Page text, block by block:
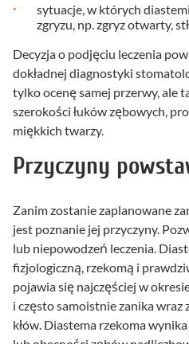
sytuacje, w których
zgryzu, np. zgryz otwarty,
Decyzja o podjęciu leczenia
dokładnej diagnostyki
tylko ocenę samej przerwy, ale
szerokości łuków zębowych,
miękkich twarzy.
Przyczyny
Zanim zostanie zaplanowane
jest poznanie jej przyczyny.
lub niepowodzeń leczenia.
fizjologiczną, rzekomą i
pojawia się najczęściej w
i często samoistnie zanika wraz
kłów. Diastema rzekoma